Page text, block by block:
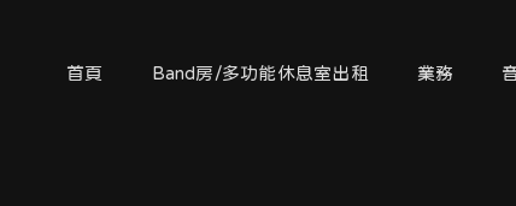
首頁 Band房/多功能休息室出租 業務